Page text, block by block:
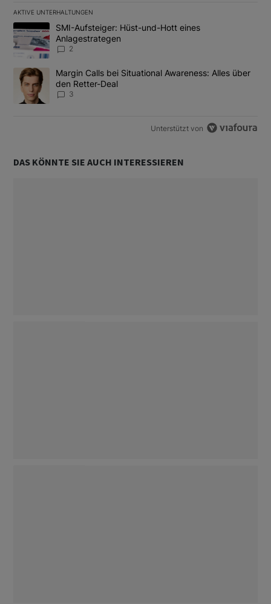
AKTIVE UNTERHALTUNGEN
Das Folgende ist eine Liste der am meisten kommentierten
Ein Trendartikel mit dem Titel "SMI-Aufsteiger: Hüst-und-Hott
SMI-Aufsteiger: Hüst-und-Hott eines
Anlagestrategen
2
Ein Trendartikel mit dem Titel "Margin Calls bei Situational
Margin Calls bei Situational Awareness: Alles über
den Retter-Deal
3
Unterstützt von
DAS KÖNNTE SIE AUCH INTERESSIEREN